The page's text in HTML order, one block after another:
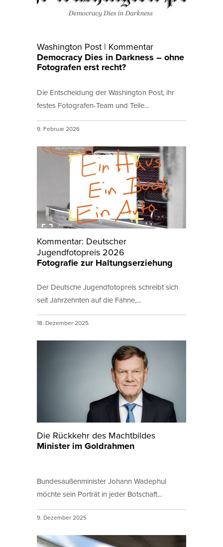
Washington Post | Kommentar
Democracy Dies in Darkness – ohne
Fotografen erst recht?
Die Entscheidung der Washington Post, ihr
festes Fotografen-Team und Teile...
9. Februar 2026
Kommentar: Deutscher
Jugendfotopreis 2026
Fotografie zur Haltungserziehung
Der Deutsche Jugendfotopreis schreibt sich
seit Jahrzehnten auf die Fahne,...
18. Dezember 2025
Die Rückkehr des Machtbildes
Minister im Goldrahmen
Bundesaußenminister Johann Wadephul
möchte sein Porträt in jeder Botschaft...
9. Dezember 2025